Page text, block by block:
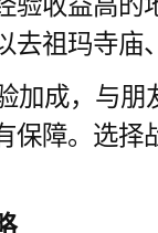
去祖玛寺庙
加成，与朋
保障。选择